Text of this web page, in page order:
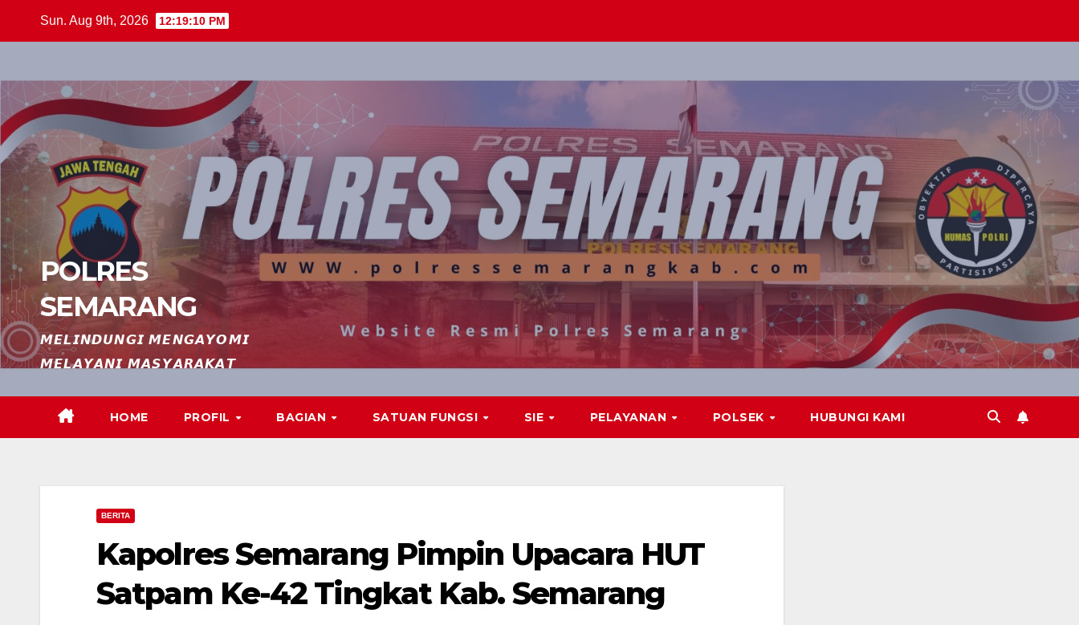
Sun. Aug 9th, 2026 12:19:10 PM
POLRES
SEMARANG
𝙈𝙀𝙇𝙄𝙉𝘿𝙐𝙉𝙂𝙄 𝙈𝙀𝙉𝙂𝘼𝙔𝙊𝙈𝙄
𝙈𝙀𝙇𝘼𝙔𝘼𝙉𝙄 𝙈𝘼𝙎𝙔𝘼𝙍𝘼𝙆𝘼𝙏
HOME PROFIL BAGIAN SATUAN FUNGSI SIE PELAYANAN POLSEK HUBUNGI KAMI
BERITA
Kapolres Semarang Pimpin Upacara HUT
Satpam Ke-42 Tingkat Kab. Semarang